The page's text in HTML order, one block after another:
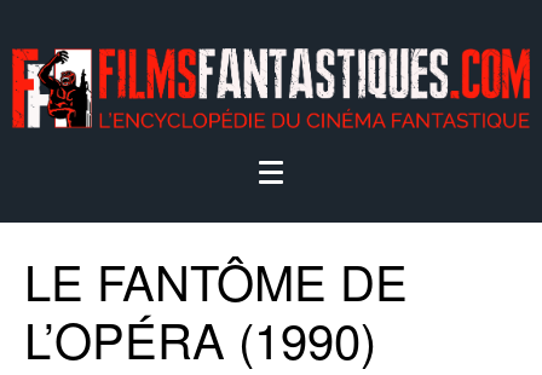
LE FANTÔME DE
L’OPÉRA (1990)